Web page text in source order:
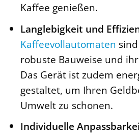
Kaffee genießen.
Langlebigkeit und
Kaffeevollautomaten
robuste Bauweise und
Das Gerät ist zudem
gestaltet, um Ihren
Umwelt zu schonen.
Individuelle